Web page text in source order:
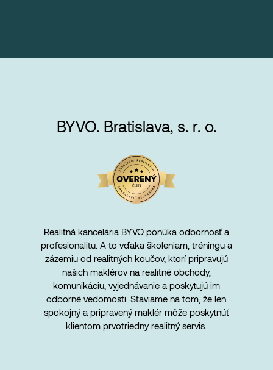
BYVO. Bratislava, s. r. o.
Realitná kancelária BYVO ponúka odbornosť a
profesionalitu. A to vďaka školeniam, tréningu a
zázemiu od realitných koučov, ktorí pripravujú
našich maklérov na realitné obchody,
komunikáciu, vyjednávanie a poskytujú im
odborné vedomosti. Staviame na tom, že len
spokojný a pripravený maklér môže poskytnúť
klientom prvotriedny realitný servis.